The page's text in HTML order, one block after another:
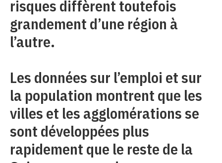
risques diffèrent toutefois
grandement d’une région à
l’autre.
Les données sur l’emploi et sur
la population montrent que les
villes et les agglomérations se
sont développées plus
rapidement que le reste de la